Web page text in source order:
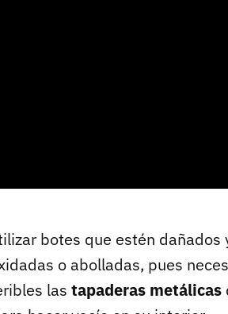
botes que estén dañados
o abolladas, pues
las tapaderas metálicas